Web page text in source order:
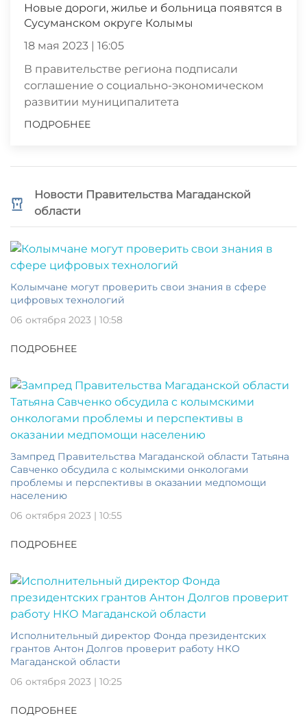
Новые дороги, жилье и больница появятся в
Сусуманском округе Колымы
18 мая 2023 | 16:05
В правительстве региона подписали
соглашение о социально-экономическом
развитии муниципалитета
ПОДРОБНЕЕ
Новости Правительства Магаданской
области
Колымчане могут проверить свои знания в сфере
цифровых технологий
06 октября 2023 | 10:58
ПОДРОБНЕЕ
Зампред Правительства Магаданской области Татьяна
Савченко обсудила с колымскими онкологами
проблемы и перспективы в оказании медпомощи
населению
06 октября 2023 | 10:55
ПОДРОБНЕЕ
Исполнительный директор Фонда президентских
грантов Антон Долгов проверит работу НКО
Магаданской области
06 октября 2023 | 10:25
ПОДРОБНЕЕ